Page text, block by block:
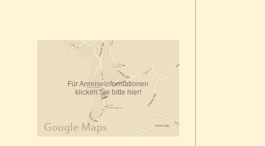
Für Anreiseinformationen
klicken Sie bitte hier!